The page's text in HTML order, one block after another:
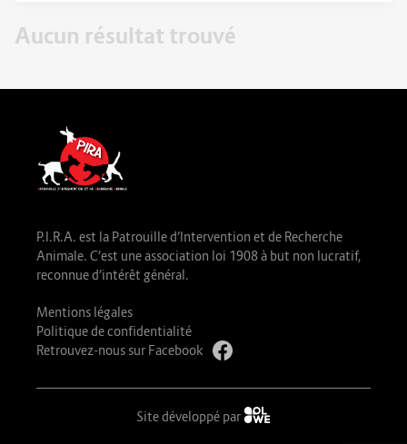
Aucun résultat trouvé
P.I.R.A. est la Patrouille d’Intervention et de Recherche
Animale. C’est une association loi 1908 à but non lucratif,
reconnue d’intérêt général.
Mentions légales
Politique de confidentialité
Retrouvez-nous sur Facebook
Site développé par